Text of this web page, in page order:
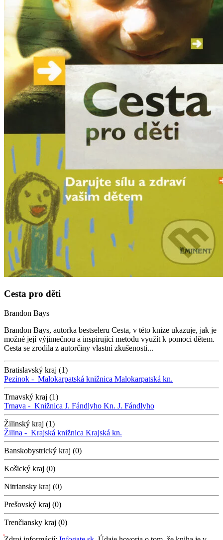
Cesta pro děti
Brandon Bays
Brandon Bays, autorka bestseleru Cesta, v této knize ukazuje, jak je
možné její výjimečnou a inspirující metodu využít k pomoci dětem.
Cesta se zrodila z autorčiny vlastní zkušenosti...
Bratislavský kraj (1)
Pezinok - Malokarpatská knižnica Malokarpatská kn.
Trnavský kraj (1)
Trnava - Knižnica J. Fándlyho Kn. J. Fándlyho
Žilinský kraj (1)
Žilina - Krajská knižnica Krajská kn.
Banskobystrický kraj (0)
Košický kraj (0)
Nitriansky kraj (0)
Prešovský kraj (0)
Trenčiansky kraj (0)